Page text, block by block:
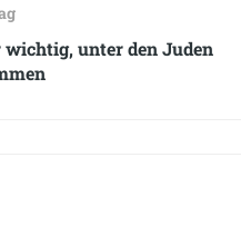
unter den Juden